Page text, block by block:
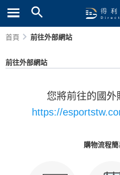
首頁 前往外部網站
前往外部網站
您將前往的國外
https://
購物流程簡